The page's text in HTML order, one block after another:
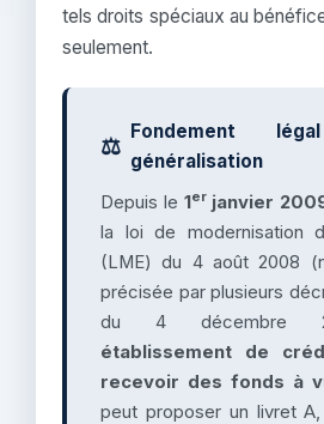
tels droits spéciaux au
seulement.
⚖️
Fondement
généralisation
Depuis le 1erjanvier
la loi de modernisation
(LME) du 4 août 2008
précisée par plusieurs
du 4 décembre
établissement de
recevoir des fonds à
peut proposer un livret